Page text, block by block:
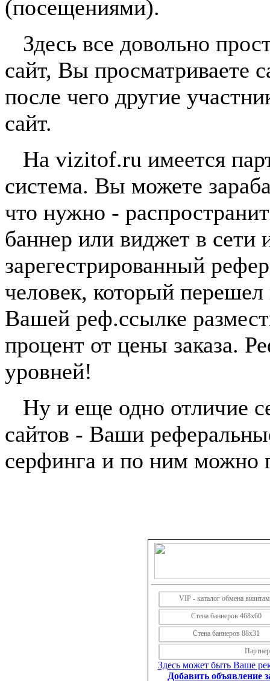
(посещениями).
Здесь все довольно
сайт, Вы просматриваете
после чего другие
сайт.
На vizitof.ru имеется
система. Вы можете
что нужно -
баннер или виджет в сети
зарегестрированный
человек, который
Вашей реф.ссылке
процент от цены заказа.
уровней!
Ну и еще одно отличие
сайтов - Ваши
серфинга и по ним можно
VIP - каталог обмена
Стена баннеров 468х60
Стена баннеров 88х31
Здесь может быть Ваше
Добавить объявление